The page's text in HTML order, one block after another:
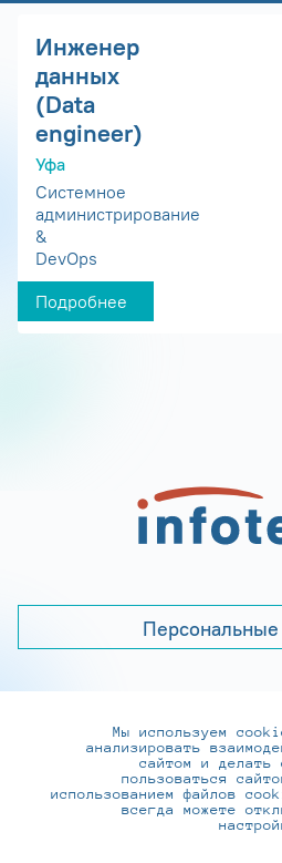
Инженер
данных
(Data
engineer)
Уфа
Системное
администрирование
&
DevOps
Подробнее
+7 (495) 737-6192,
practice@infotecs.ru
127273, г. Москва,
Мы используем
анализировать
сайтом и делать
пользоваться
использованием файлов
всегда можете